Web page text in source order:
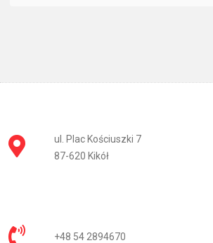
ul. Plac Kościuszki 7
87-620 Kikół
+48 54 2894670